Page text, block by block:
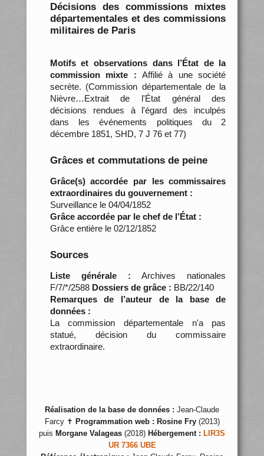
Décisions des commissions mixtes
départementales et des commissions
militaires de Paris
Motifs et observations dans l’État de la
commission mixte : Affilié à une société
secrète. (Commission départementale de la
Nièvre…Extrait de l'État général des
décisions rendues à l'égard des inculpés
dans les événements politiques du 2
décembre 1851, SHD, 7 J 76 et 77)
Grâces et commutations de peine
Grâce(s) accordée par les commissaires
extraordinaires du gouvernement :
Surveillance le 04/04/1852
Grâce accordée par le chef de l’État :
Grâce entière le 02/12/1852
Sources
Liste générale : Archives nationales
F/7/*/2588 Dossiers de grâce : BB/22/140
Remarques de l’auteur de la base de
données :
La commission départementale n'a pas
statué, décision du commissaire
extraordinaire.
Réalisation de la base de données : Jean-Claude
Farcy ✝ Programmation web : Rosine Fry(2013)
puis Morgane Valageas (2018) Hébergement : LIR3S
UR 7366 UBE